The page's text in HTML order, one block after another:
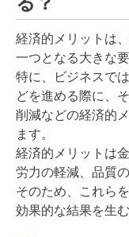
経済的メリットは
一つとなる大きな要
特に、ビジネスで
どを進める際に、
削減などの経済的
ます。
経済的メリットは
労力の軽減、品質
そのため、これら
効果的な結果を生